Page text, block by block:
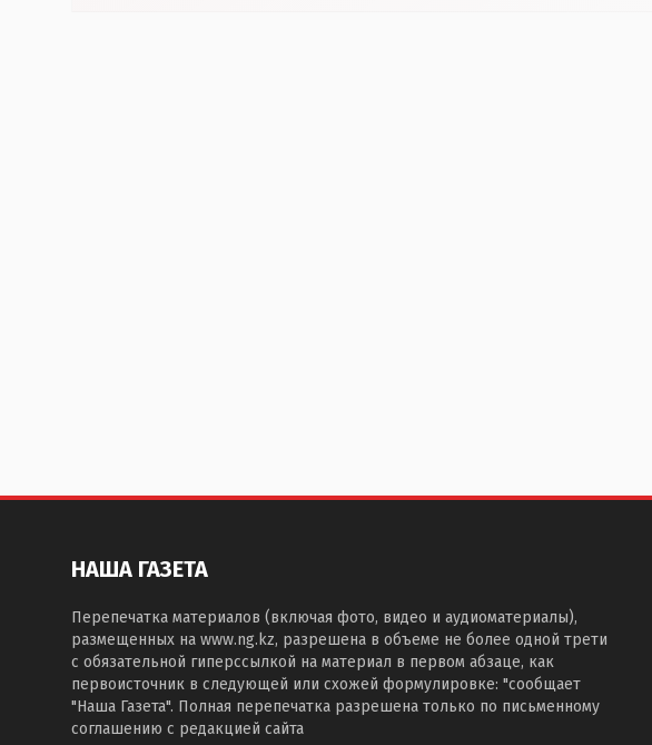
НАША ГАЗЕТА
Перепечатка материалов (включая фото, видео и аудиоматериалы),
размещенных на www.ng.kz, разрешена в объеме не более одной трети
с обязательной гиперссылкой на материал в первом абзаце, как
первоисточник в следующей или схожей формулировке: "сообщает
"Наша Газета". Полная перепечатка разрешена только по письменному
соглашению с редакцией сайта